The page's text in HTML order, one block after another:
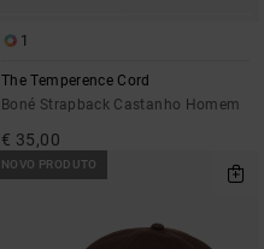
1
The Temperence Cord
Boné Strapback Castanho Homem
€ 35,00
NOVO PRODUTO